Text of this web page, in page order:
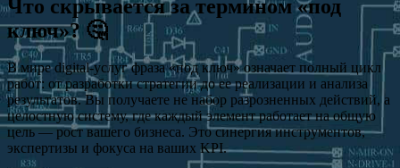
Что скрывается за термином «под
ключ»? 🤔
В мире digital-услуг фраза «под ключ» означает полный цикл
работ: от разработки стратегии до ее реализации и анализа
результатов. Вы получаете не набор разрозненных действий, а
целостную систему, где каждый элемент работает на общую
цель — рост вашего бизнеса. Это синергия инструментов,
экспертизы и фокуса на ваших KPI.